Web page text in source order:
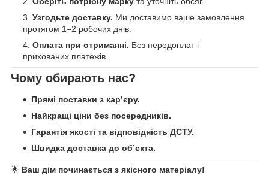
Узгодьте доставку. Ми доставимо ваше замовлення
протягом 1–2 робочих днів.
Оплата при отриманні. Без передоплат і
прихованих платежів.
Чому обирають нас?
Прямі поставки з кар’єру.
Найкращі ціни без посередників.
Гарантія якості та відповідність ДСТУ.
Швидка доставка до об’єкта.
🌟 Ваш дім починається з якісного матеріалу!